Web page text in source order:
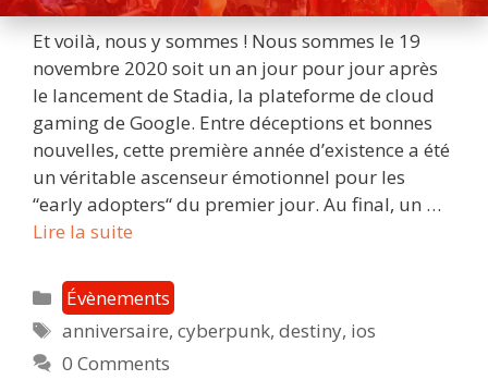
Et voilà, nous y sommes ! Nous sommes le 19
novembre 2020 soit un an jour pour jour après
le lancement de Stadia, la plateforme de cloud
gaming de Google. Entre déceptions et bonnes
nouvelles, cette première année d’existence a été
un véritable ascenseur émotionnel pour les
“early adopters“ du premier jour. Au final, un …
Lire la suite
son
premier
anniversaire
et
Catégories
Évènements
Étiquettes
anniversaire,cyberpunk,destiny, ios
0 Comments